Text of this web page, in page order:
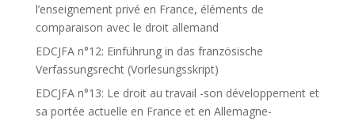
l’enseignement privé en France, éléments de
comparaison avec le droit allemand
EDCJFA n°12: Einführung in das französische
Verfassungsrecht (Vorlesungsskript)
EDCJFA n°13: Le droit au travail -son développement et
sa portée actuelle en France et en Allemagne-